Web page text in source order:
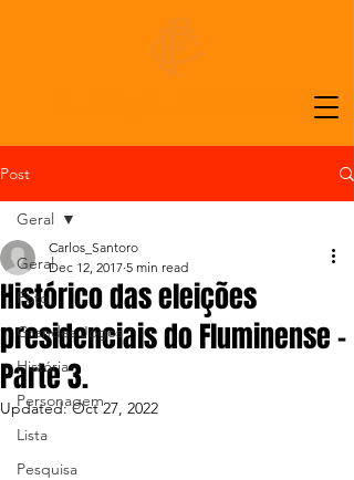
Post
Geral
Foto
Grandes Jogos
História
Personagem
Lista
Pesquisa
Geral
Histórico das eleições
presidenciais do Fluminense –
Parte 3.
Carlos_Santoro
Dec 12, 2017 5 min read
Updated:Oct 27, 2022